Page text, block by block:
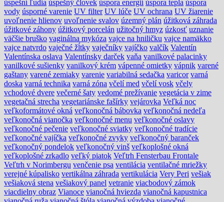
úspešní ľudia úspešný človek úspora energií úspora tepla úspora
vody úsporné varenie UV filter UV lúče UV ochrana UV žiarenie
uvoľnenie hlienov uvoľnenie svalov územný plán úžitková záhrada
úžitkové záhony úžitkový porcelán užitočný hmyz úzkosť uznanie
väčšie bruško vaginálna mykóza vajce na hniličku vajce namäkko
vajce natvrdo vaječné žĺtky vaječníky vajíčko valčík Valentín
Valentínska oslava Valentínsky darček vaňa vanilkové palacinky
vanilkové sušienky vanilkový krém vápenné omietky vápnik varené
gaštany varené zemiaky varenie variabilná sedačka varicor varná
doska varná technika varná zóna včelí med včelí vosk včely
vchodové dvere večerné šaty vedomé prežívanie vegetácia v zime
vegetačná strecha vegetariánske fašírky vejárovka Veľká noc
veľkoformátové okná veľkonočná bábovka veľkonočná nedeľa
veľkonočná vianočka veľkonočné menu veľkonočné oslavy
veľkonočné pečenie veľkonočné sviatky veľkonočné tradície
veľkonočné vajíčka veľkonočné zvyky veľkonočný baranček
veľkonočný pondelok veľkonočný vinš veľkoplošné okná
veľkoplošné zrkadlo veľký piatok Veľtrh Fensterbau Frontale
Veľtrh v Norimbergu venčenie psa ventilácia ventilačné mriežky
verejné kúpalisko vertikálna záhrada vertikulácia Very Peri vešiak
vešiaková stena vešiakový panel vetranie viacbodový zámok
viacdielny obraz Vianoce vianočná hviezda vianočná kapustnica